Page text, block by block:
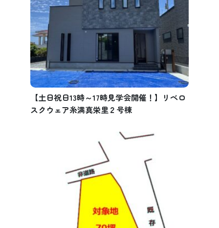
【土日祝日13時～17時見学会開催！】リベロ
スクウェア糸満真栄里２号棟